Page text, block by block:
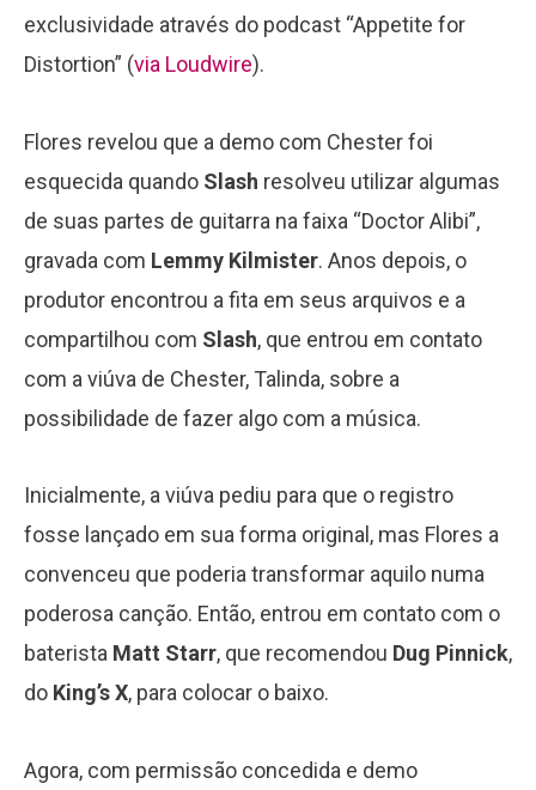
exclusividade através do podcast “Appetite for
Distortion” (via Loudwire).
Flores revelou que a demo com Chester foi
esquecida quando Slash resolveu utilizar algumas
de suas partes de guitarra na faixa “Doctor Alibi”,
gravada com Lemmy Kilmister. Anos depois, o
produtor encontrou a fita em seus arquivos e a
compartilhou com Slash, que entrou em contato
com a viúva de Chester, Talinda, sobre a
possibilidade de fazer algo com a música.
Inicialmente, a viúva pediu para que o registro
fosse lançado em sua forma original, mas Flores a
convenceu que poderia transformar aquilo numa
poderosa canção. Então, entrou em contato com o
baterista Matt Starr, que recomendou Dug Pinnick,
do King’s X, para colocar o baixo.
Agora, com permissão concedida e demo